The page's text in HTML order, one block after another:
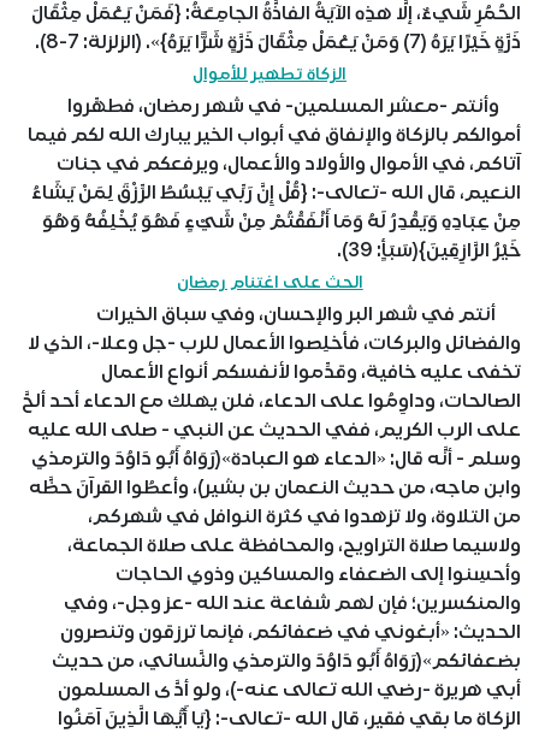
الحُمُرِ شَيءٌ، إلَّا هذِه الآيَةُ الفاذَّةُ الجامِعَةُ: {فَمَنْ يَعْمَلْ مِثْقَالَ
ذَرَّةٍ خَيْرًا يَرَهُ (7) وَمَنْ يَعْمَلْ مِثْقَالَ ذَرَّةٍ شَرًّا يَرَهُ}». (الزلزلة: 7-8).
الزكاة تطهير للأموال
وأنتم -معشر المسلمين- في شهر رمضان، فطهِّروا
أموالكم بالزكاة والإنفاق في أبواب الخير يبارك الله لكم فيما
آتاكم، في الأموال والأولاد والأعمال، ويرفعكم في جنات
النعيم، قال الله -تعالى-: {قُلْ إِنَّ رَبِّي يَبْسُطُ الرِّزْقَ لِمَنْ يَشَاءُ
مِنْ عِبَادِهِ وَيَقْدِرُ لَهُ وَمَا أَنْفَقْتُمْ مِنْ شَيْءٍ فَهُوَ يُخْلِفُهُ وَهُوَ
خَيْرُ الرَّازِقِينَ}(سَبَأٍ: 39).
الحث على اغتنام رمضان
أنتم في شهر البر والإحسان، وفي سباق الخيرات
والفضائل والبركات، فأخلِصوا الأعمال للرب -جل وعلا-، الذي لا
تخفى عليه خافية، وقدِّموا لأنفسكم أنواع الأعمال
الصالحات، وداوِمُوا على الدعاء، فلن يهلك مع الدعاء أحد ألحَّ
على الرب الكريم، ففي الحديث عن النبي - صلى الله عليه
وسلم - أنَّه قال: «الدعاء هو العبادة»(رَوَاهُ أَبُو دَاوُدَ والترمذي
وابن ماجه، من حديث النعمان بن بشير)، وأعطُوا القرآنَ حظَّه
من التلاوة، ولا تزهدوا في كثرة النوافل في شهركم،
ولاسيما صلاة التراويح، والمحافظة على صلاة الجماعة،
وأحسِنوا إلى الضعفاء والمساكين وذوي الحاجات
والمنكسرين؛ فإن لهم شفاعة عند الله -عز وجل-، وفي
الحديث: «أبغوني في ضعفائكم، فإنما ترزقون وتنصرون
بضعفائكم»(رَوَاهُ أَبُو دَاوُدَ والترمذي والنَّسائي، من حديث
أبي هريرة -رضي الله تعالى عنه-)، ولو أدَّى المسلمون
الزكاة ما بقي فقير، قال الله -تعالى-: {يَا أَيُّهَا الَّذِينَ آمَنُوا